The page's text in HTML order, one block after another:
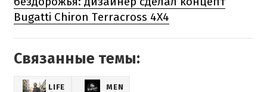
Bugatti Chiron Terracross 4X4
Связанные темы:
LIFE MEN